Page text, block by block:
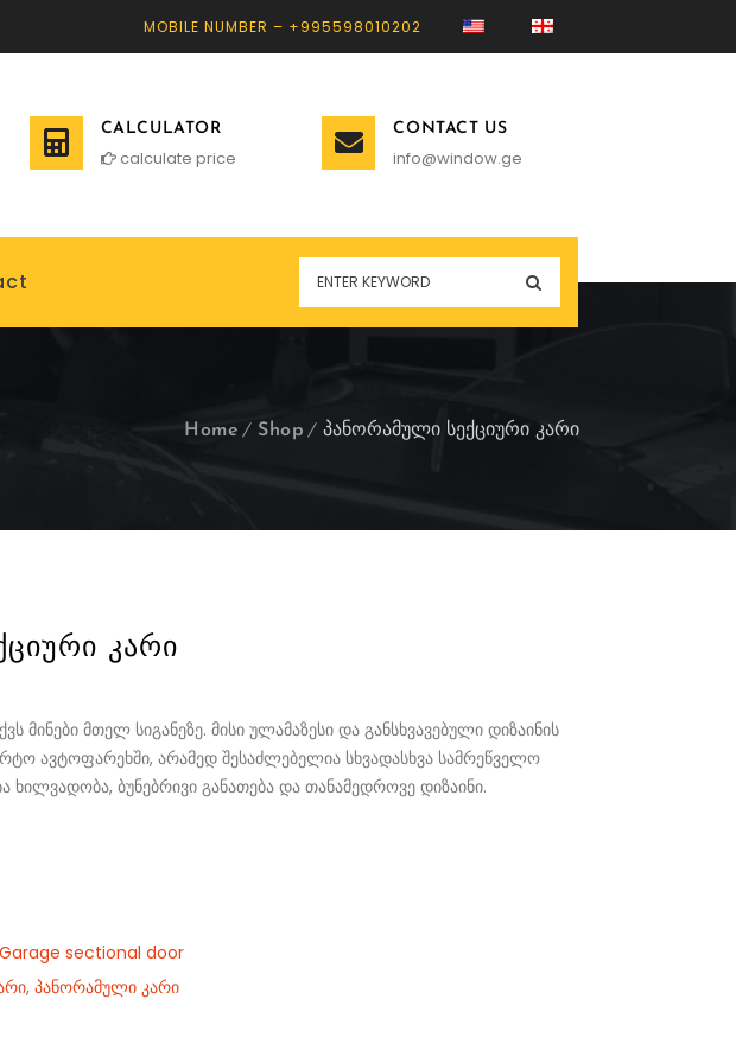
MOBILE NUMBER – +995598010202
CALCULATOR
calculate price
CONTACT US
info@window.ge
Home Shop პანორამული სექციური კარი
ᲙᲐᲠᲘ
მინები მთელ სიგანეზე. მისი ულამაზესი და განსხვავებული დიზაინის
ავტოფარეხში, არამედ შესაძლებელია სხვადასხვა სამრეწველო
ხილვადობა, ბუნებრივი განათება და თანამედროვე დიზაინი.
Garage sectional door
, პანორამული კარი